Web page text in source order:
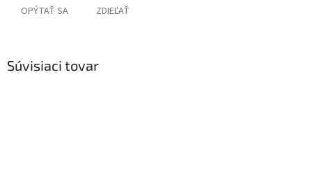
OPÝTAŤ SA ZDIEĽAŤ
Súvisiaci tovar